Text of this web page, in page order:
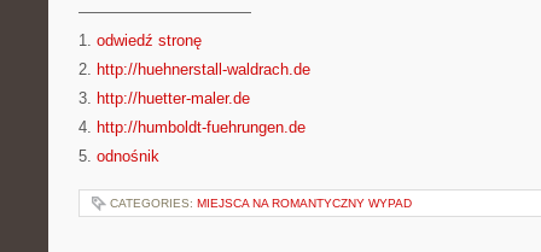
———————————
1. odwiedź stronę
2. http://huehnerstall-waldrach.de
3. http://huetter-maler.de
4. http://humboldt-fuehrungen.de
5. odnośnik
CATEGORIES: MIEJSCA NA ROMANTYCZNY WYPAD